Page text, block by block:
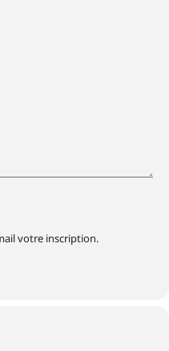
votre inscription.